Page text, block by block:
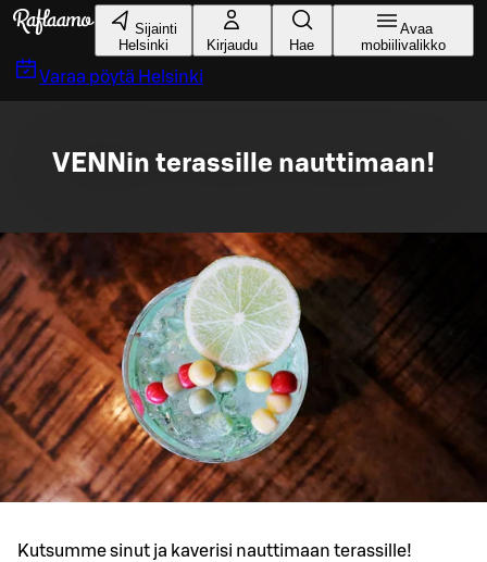
Siirry pääsisältöön
Sijainti
Helsinki
Kirjaudu Hae
Avaa
mobiilivalikko
Varaa pöytä Helsinki
VENNin terassille nauttimaan!
Kutsumme sinut ja kaverisi nauttimaan terassille!